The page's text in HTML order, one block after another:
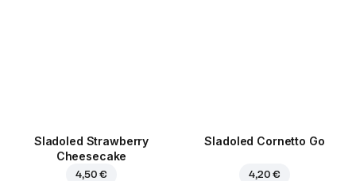
Sladoled Strawberry
Cheesecake
4,50 €
Sladoled Cornetto Go
4,20 €